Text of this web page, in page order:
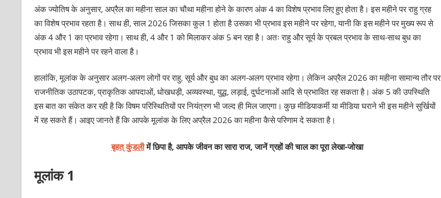
अंक ज्योतिष के अनुसार, अप्रैल का महीना साल का चौथा महीना होने के कारण अंक 4 का विशेष प्रभाव लिए हुए होता है। इस महीने पर राहु ग्रह
का विशेष प्रभाव रहता है। साथ ही, साल 2026 जिसका कुल 1 होता है उसका भी प्रभाव इस महीने पर रहेगा, यानी कि इस महीने पर मुख्य रूप से
अंक 4 और 1 का प्रभाव रहेगा। साथ ही, 4 और 1 को मिलाकर अंक 5 बन रहा है। अतः राहु और सूर्य के प्रबल प्रभाव के साथ-साथ बुध का
प्रभाव भी इस महीने पर रहने वाला है।
हालांकि, मूलांक के अनुसार अलग-अलग लोगों पर राहु, सूर्य और बुध का अलग-अलग प्रभाव रहेगा। लेकिन अप्रैल 2026 का महीना सामान्य तौर पर
राजनीतिक उठापटक, प्राकृतिक आपदाओं, धोखधड़ी, अव्यवस्था, युद्ध, लड़ाई, दुर्घटनाओं आदि से प्रभावित रह सकता है। अंक 5 की उपस्थिति
इस बात का संकेत कर रही है कि विषम परिस्थितियों पर नियंत्रण भी जल्द ही मिल जाएगा। कुछ मीडियाकर्मी या मीडिया घराने भी इस महीने सुर्खियों
में रह सकते हैं। आइए जानते हैं कि आपके मूलांक के लिए अप्रैल 2026 का महीना कैसे परिणाम दे सकता है।
बृहत् कुंडलीमें छिपा है, आपके जीवन का सारा राज, जानें ग्रहों की चाल का पूरा लेखा-जोखा
मूलांक 1